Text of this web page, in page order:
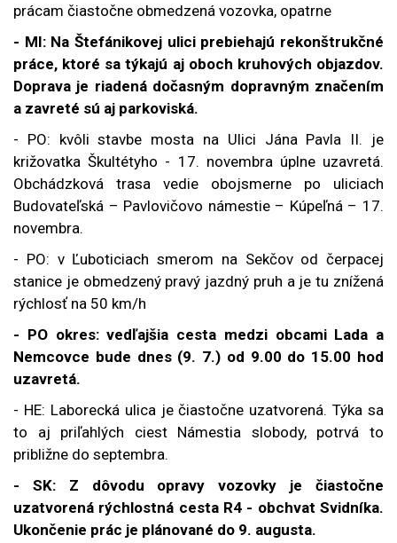
prácam čiastočne obmedzená vozovka, opatrne
- MI: Na Štefánikovej ulici prebiehajú rekonštrukčné
práce, ktoré sa týkajú aj oboch kruhových objazdov.
Doprava je riadená dočasným dopravným značením
a zavreté sú aj parkoviská.
- PO: kvôli stavbe mosta na Ulici Jána Pavla II. je
križovatka Škultétyho - 17. novembra úplne uzavretá.
Obchádzková trasa vedie obojsmerne po uliciach
Budovateľská – Pavlovičovo námestie – Kúpeľná – 17.
novembra.
- PO: v Ľuboticiach smerom na Sekčov od čerpacej
stanice je obmedzený pravý jazdný pruh a je tu znížená
rýchlosť na 50 km/h
- PO okres: vedľajšia cesta medzi obcami Lada a
Nemcovce bude dnes (9. 7.) od 9.00 do 15.00 hod
uzavretá.
- HE: Laborecká ulica je čiastočne uzatvorená. Týka sa
to aj priľahlých ciest Námestia slobody, potrvá to
približne do septembra.
- SK: Z dôvodu opravy vozovky je čiastočne
uzatvorená rýchlostná cesta R4 - obchvat Svidníka.
Ukončenie prác je plánované do 9. augusta.